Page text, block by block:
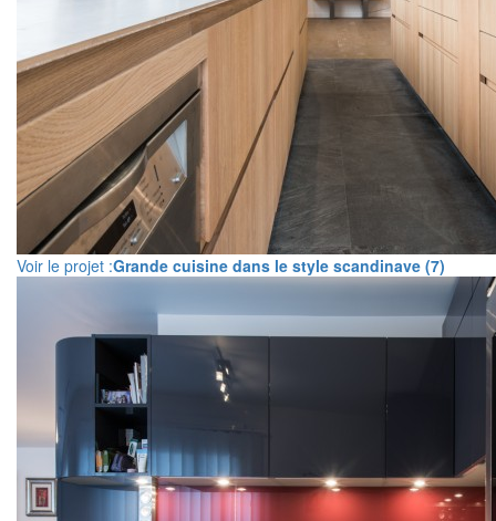
Voir le projet :Grande cuisine dans le style scandinave (7)